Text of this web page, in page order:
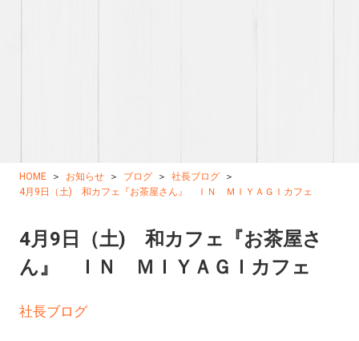
HOME お知らせ ブログ
社長ブログ
4月9日（土) 和カフェ『お茶屋さん』 ＩＮ ＭＩＹＡＧＩカフェ
4月9日（土) 和カフェ『お茶屋さ
ん』 ＩＮ ＭＩＹＡＧＩカフェ
社長ブログ